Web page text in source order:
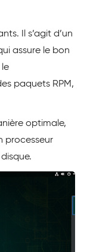
Il s’agit d’un
assure le bon
paquets RPM,
optimale,
processeur